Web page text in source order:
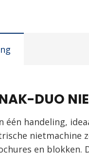
DUO
één handeling,
nietmachine
en blokken.